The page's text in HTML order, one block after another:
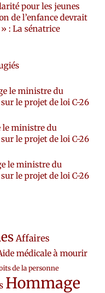
pour les jeunes
de l’enfance devrait
: La sénatrice
le ministre du
le projet de loi C-26
le ministre du
le projet de loi C-26
le ministre du
le projet de loi C-26
Affaires
médicale à mourir
de la personne
Hommage